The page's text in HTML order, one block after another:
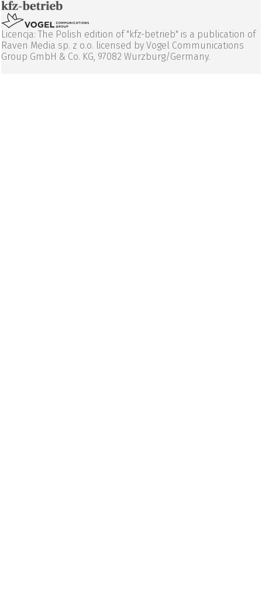
Licencja: The Polish edition of "kfz-betrieb" is a publication of
Raven Media sp. z o.o. licensed by Vogel Communications
Group GmbH & Co. KG, 97082 Wurzburg/Germany.